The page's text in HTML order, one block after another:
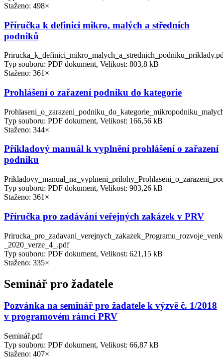
Staženo: 498×
Příručka k definici mikro, malých a středních
podniků
Typ souboru: PDF dokument, Velikost: 803,8 kB
Staženo: 361×
Prohlášení o zařazení podniku do kategorie
Typ souboru: PDF dokument, Velikost: 166,56 kB
Staženo: 344×
Příkladový manuál k vyplnění prohlášení o zařazení
podniku
Typ souboru: PDF dokument, Velikost: 903,26 kB
Staženo: 361×
Příručka pro zadávání veřejných zakázek v PRV
_2020_verze_4_.pdf
Typ souboru: PDF dokument, Velikost: 621,15 kB
Staženo: 335×
Seminář pro žadatele
Pozvánka na seminář pro žadatele k výzvě č. 1/2018
v programovém rámci PRV
Seminář.pdf
Typ souboru: PDF dokument, Velikost: 66,87 kB
Staženo: 407×